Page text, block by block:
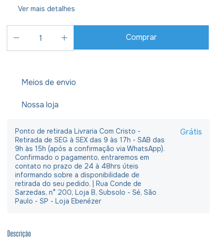
Ver mais detalhes
Meios de envio
Nossa loja
Ponto de retirada Livraria Com Cristo -
Retirada de SEG à SEX das 9 às 17h - SAB das
9h às 15h (após a confirmação via WhatsApp).
Confirmado o pagamento, entraremos em
contato no prazo de 24 à 48hrs úteis
informando sobre a disponibilidade de
retirada do seu pedido. | Rua Conde de
Sarzedas, n° 200, Loja B, Subsolo - Sé, São
Paulo - SP - Loja Ebenézer
Grátis
Descrição